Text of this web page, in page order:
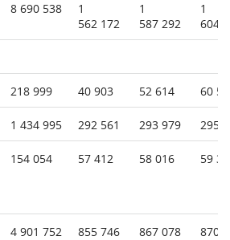
8 690 538
1
562 172
1
587 292
1
604
218 999 40 903 52 614 60
1 434 995 292 561 293 979 295
154 054 57 412 58 016 59
4 901 752 855 746 867 078 870